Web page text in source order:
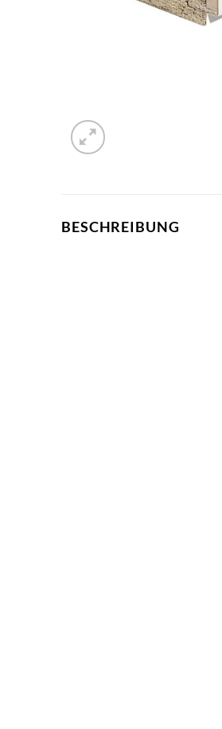
BESCHREIBUNG